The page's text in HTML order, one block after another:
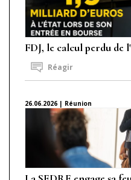
FDJ, le calcul perdu de
Réagir
26.06.2026 | Réunion